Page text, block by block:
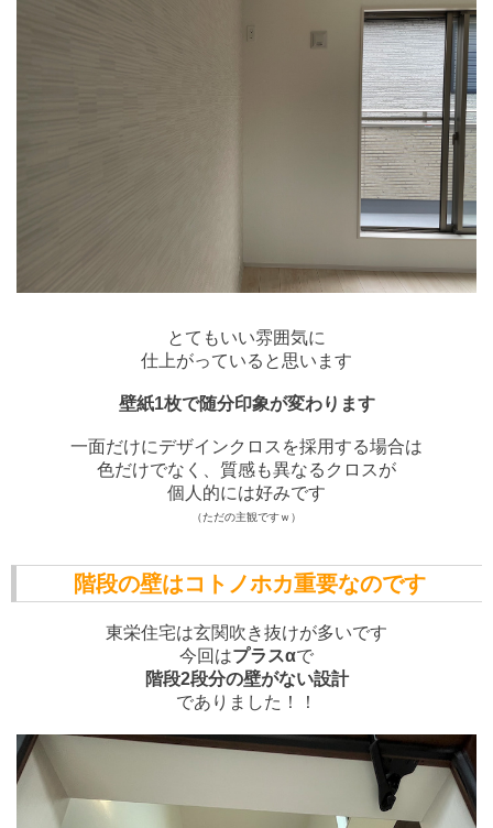
とてもいい雰囲気に
仕上がっていると思います
壁紙1枚で随分印象が変わります
一面だけにデザインクロスを採用する場合は
色だけでなく、質感も異なるクロスが
個人的には好みです
（ただの主観ですｗ）
階段の壁はコトノホカ重要なのです
東栄住宅は玄関吹き抜けが多いです
今回はプラスαで
階段2段分の壁がない設計
でありました！！